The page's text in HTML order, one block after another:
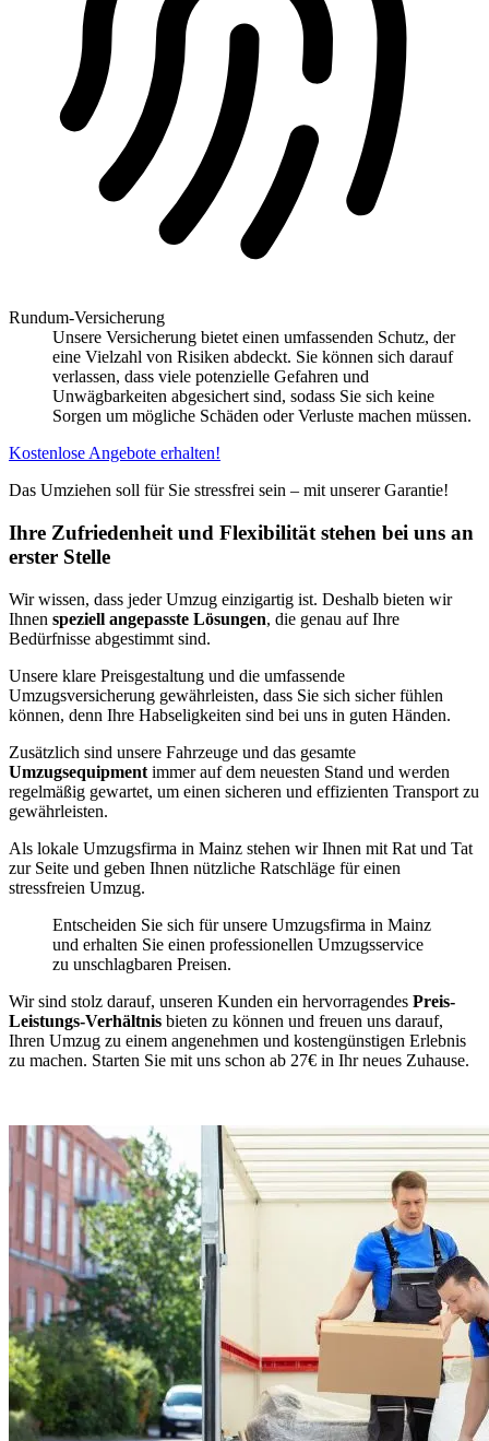
Rundum-Versicherung
Unsere Versicherung bietet einen umfassenden Schutz, der
eine Vielzahl von Risiken abdeckt. Sie können sich darauf
verlassen, dass viele potenzielle Gefahren und
Unwägbarkeiten abgesichert sind, sodass Sie sich keine
Sorgen um mögliche Schäden oder Verluste machen müssen.
Kostenlose Angebote erhalten!
Das Umziehen soll für Sie stressfrei sein – mit unserer Garantie!
Ihre Zufriedenheit und Flexibilität stehen bei uns an
erster Stelle
Wir wissen, dass jeder Umzug einzigartig ist. Deshalb bieten wir
Ihnen speziell angepasste Lösungen, die genau auf Ihre
Bedürfnisse abgestimmt sind.
Unsere klare Preisgestaltung und die umfassende
Umzugsversicherung gewährleisten, dass Sie sich sicher fühlen
können, denn Ihre Habseligkeiten sind bei uns in guten Händen.
Zusätzlich sind unsere Fahrzeuge und das gesamte
Umzugsequipment immer auf dem neuesten Stand und werden
regelmäßig gewartet, um einen sicheren und effizienten Transport zu
gewährleisten.
Als lokale Umzugsfirma in Mainz stehen wir Ihnen mit Rat und Tat
zur Seite und geben Ihnen nützliche Ratschläge für einen
stressfreien Umzug.
Entscheiden Sie sich für unsere Umzugsfirma in Mainz
und erhalten Sie einen professionellen Umzugsservice
zu unschlagbaren Preisen.
Wir sind stolz darauf, unseren Kunden ein hervorragendes Preis-
Leistungs-Verhältnis bieten zu können und freuen uns darauf,
Ihren Umzug zu einem angenehmen und kostengünstigen Erlebnis
zu machen. Starten Sie mit uns schon ab 27€ in Ihr neues Zuhause.